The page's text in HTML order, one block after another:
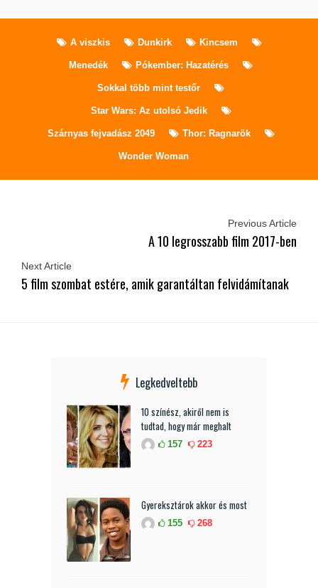
A viszkis Dunkirk Kincsem
Menedék Pókember: Hazatérés
Sokkal több mint testőr
Star Wars: Az utolsó Jedik
Szárnyas fejvadász 2049 Thor: Ragnarök
Wonder Woman
Previous Article
A 10 legrosszabb film 2017-ben
Next Article
5 film szombat estére, amik garantáltan felvidámítanak
Legkedveltebb
10 színész, akiről nem is
tudtad, hogy már meghalt
157 223
Gyereksztárok akkor és most
155 268